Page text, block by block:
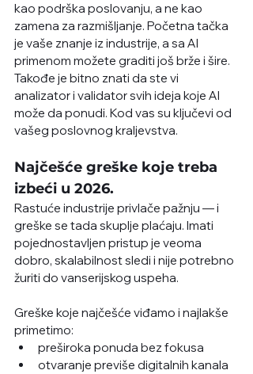
kao podrška poslovanju, a ne kao
zamena za razmišljanje. Početna tačka
je vaše znanje iz industrije, a sa AI
primenom možete graditi još brže i šire.
Takođe je bitno znati da ste vi
analizator i validator svih ideja koje AI
može da ponudi. Kod vas su ključevi od
vašeg poslovnog kraljevstva.
Najčešće greške koje treba
izbeći u 2026.
Rastuće industrije privlače pažnju — i
greške se tada skuplje plaćaju. Imati
pojednostavljen pristup je veoma
dobro, skalabilnost sledi i nije potrebno
žuriti do vanserijskog uspeha.
Greške koje najčešće viđamo i najlakše
primetimo:
preširoka ponuda bez fokusa
otvaranje previše digitalnih kanala